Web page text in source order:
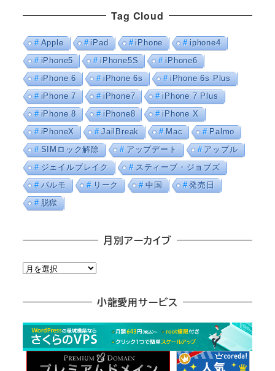
Tag Cloud
Apple iPad iPhone
iphone4
iPhone5
iPhone5S
iPhone6
iPhone 6
iPhone 6s
iPhone 6s Plus
iPhone 7
iPhone7
iPhone 7 Plus
iPhone 8
iPhone8
iPhone X
iPhoneX
JailBreak Mac
Palmo
SIMロック解除
アップデート
アップル
ジェイルブレイク
スティーブ・ジョブズ
パルモ
リーク 中国
発売日
脱獄
月別アーカイブ
月
カ
小龍愛用サービス